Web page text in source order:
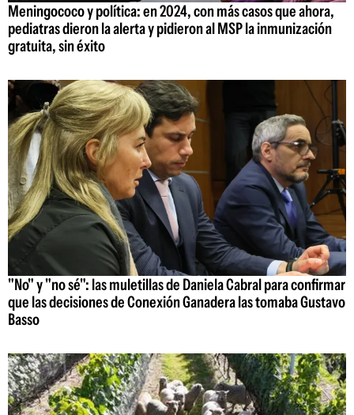
Meningococo y política: en 2024, con más casos que ahora,
pediatras dieron la alerta y pidieron al MSP la inmunización
gratuita, sin éxito
"No" y "no sé": las muletillas de Daniela Cabral para confirmar
que las decisiones de Conexión Ganadera las tomaba Gustavo
Basso